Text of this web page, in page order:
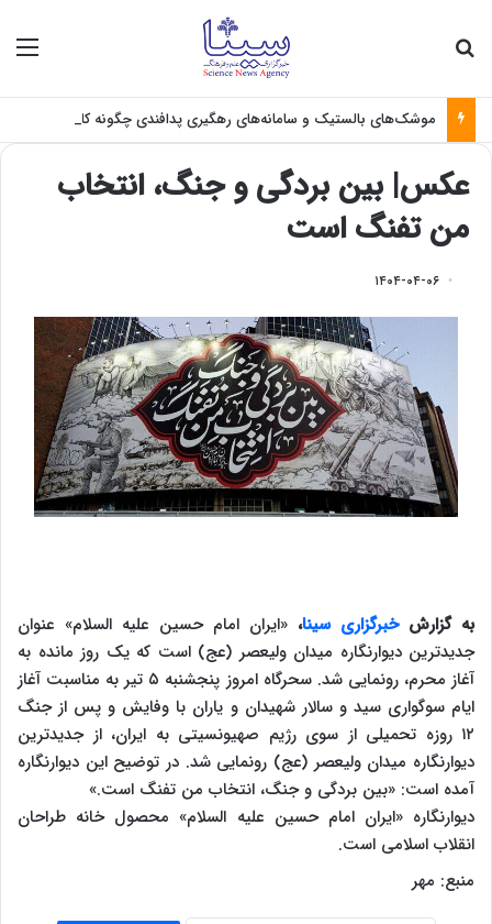
عکس| بین بردگی و جنگ، انتخاب
من تفنگ است
۱۴۰۴-۰۴-۰۶
به گزارشخبرگزاری سینا، «ایران امام حسین علیه السلام» عنوان
جدیدترین دیوارنگاره میدان ولیعصر (عج) است که یک روز مانده به
آغاز محرم، رونمایی شد. سحرگاه امروز پنجشنبه ۵ تیر به مناسبت آغاز
ایام سوگواری سید و سالار شهیدان و یاران با وفایش و پس از جنگ
۱۲ روزه تحمیلی از سوی رژیم صهیونسیتی به ایران، از جدیدترین
دیوارنگاره میدان ولیعصر (عج) رونمایی شد. در توضیح این دیوارنگاره
آمده است: «بین بردگی و جنگ، انتخاب من تفنگ است.»
دیوارنگاره «ایران امام حسین علیه السلام» محصول خانه طراحان
انقلاب اسلامی است.
منبع: مهر